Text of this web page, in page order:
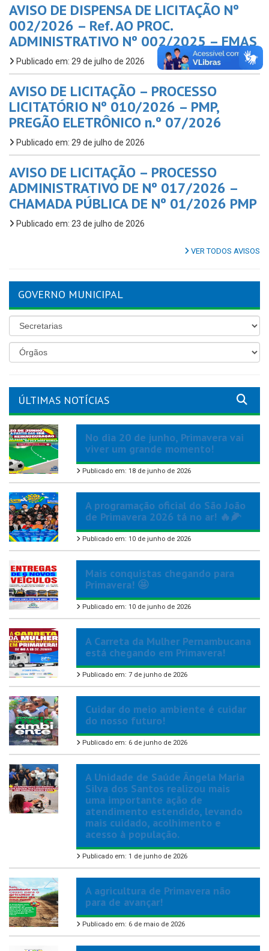
AVISO DE DISPENSA DE LICITAÇÃO Nº
002/2026 – Ref. AO PROC.
ADMINISTRATIVO Nº 002/2025 – FMAS
Publicado em: 29 de julho de 2026
AVISO DE LICITAÇÃO – PROCESSO
LICITATÓRIO Nº 010/2026 – PMP,
PREGÃO ELETRÔNICO n.º 07/2026
Publicado em: 29 de julho de 2026
AVISO DE LICITAÇÃO – PROCESSO
ADMINISTRATIVO DE Nº 017/2026 –
CHAMADA PÚBLICA DE Nº 01/2026 PMP
Publicado em: 23 de julho de 2026
VER TODOS AVISOS
GOVERNO MUNICIPAL
ÚLTIMAS NOTÍCIAS
No dia 20 de junho, Primavera vai
viver um grande momento!
Publicado em: 18 de junho de 2026
A programação oficial do São João
de Primavera 2026 tá no ar! 🔥🌽
Publicado em: 10 de junho de 2026
Mais conquistas chegando para
Primavera! 🤩
Publicado em: 10 de junho de 2026
A Carreta da Mulher Pernambucana
está chegando em Primavera!
Publicado em: 7 de junho de 2026
Cuidar do meio ambiente é cuidar
do nosso futuro!
Publicado em: 6 de junho de 2026
A Unidade de Saúde Ângela Maria
Silva dos Santos realizou mais
uma importante ação de
atendimento estendido, levando
mais cuidado, acolhimento e
acesso à população.
Publicado em: 1 de junho de 2026
A agricultura de Primavera não
para de avançar!
Publicado em: 6 de maio de 2026